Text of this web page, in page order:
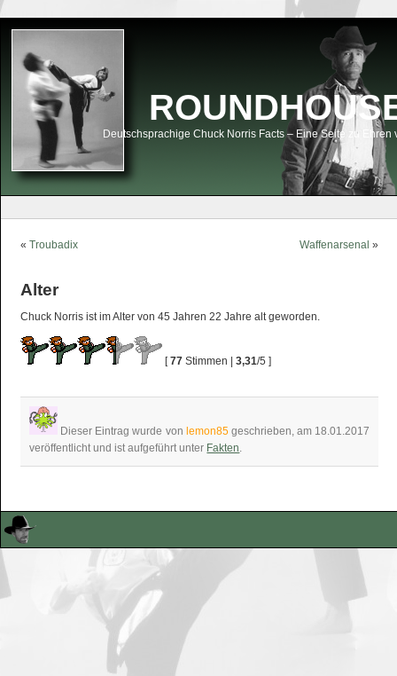
Deutschsprachige Chuck Norris Facts – Eine Seite zu
«Troubadix Waffenarsenal »
Alter
Chuck Norris ist im Alter von 45 Jahren 22 Jahre alt geworden.
[77 Stimmen |3,31/5 ]
Dieser Eintrag wurde von lemon85geschrieben, am 18.01.2017
veröffentlicht und ist aufgeführt unter Fakten.